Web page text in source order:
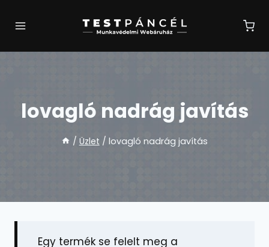
lovagló nadrág javítás
/ Üzlet / lovagló nadrág javítás
Egy termék se felelt meg a